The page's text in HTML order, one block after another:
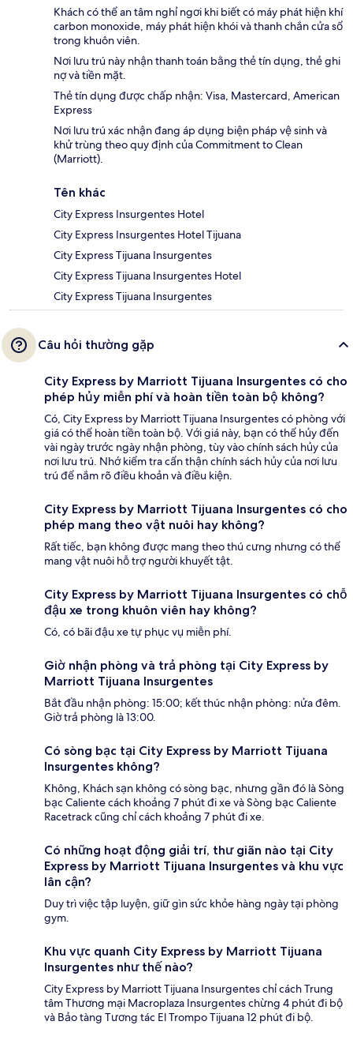
Khách có thể an tâm nghỉ ngơi khi biết có máy phát hiện khí
carbon monoxide, máy phát hiện khói và thanh chắn cửa sổ
trong khuôn viên.
Nơi lưu trú này nhận thanh toán bằng thẻ tín dụng, thẻ ghi
nợ và tiền mặt.
Thẻ tín dụng được chấp nhận: Visa, Mastercard, American
Express
Nơi lưu trú xác nhận đang áp dụng biện pháp vệ sinh và
khử trùng theo quy định của Commitment to Clean
(Marriott).
Tên khác
City Express Insurgentes Hotel
City Express Insurgentes Hotel Tijuana
City Express Tijuana Insurgentes
City Express Tijuana Insurgentes Hotel
City Express Tijuana Insurgentes
Câu hỏi thường gặp
City Express by Marriott Tijuana Insurgentes có cho
phép hủy miễn phí và hoàn tiền toàn bộ không?
Có, City Express by Marriott Tijuana Insurgentes có phòng với
giá có thể hoàn tiền toàn bộ. Với giá này, bạn có thể hủy đến
vài ngày trước ngày nhận phòng, tùy vào chính sách hủy của
nơi lưu trú. Nhớ kiểm tra cẩn thận chính sách hủy của nơi lưu
trú để nắm rõ điều khoản và điều kiện.
City Express by Marriott Tijuana Insurgentes có cho
phép mang theo vật nuôi hay không?
Rất tiếc, bạn không được mang theo thú cưng nhưng có thể
mang vật nuôi hỗ trợ người khuyết tật.
City Express by Marriott Tijuana Insurgentes có chỗ
đậu xe trong khuôn viên hay không?
Có, có bãi đậu xe tự phục vụ miễn phí.
Giờ nhận phòng và trả phòng tại City Express by
Marriott Tijuana Insurgentes
Bắt đầu nhận phòng: 15:00; kết thúc nhận phòng: nửa đêm.
Giờ trả phòng là 13:00.
Có sòng bạc tại City Express by Marriott Tijuana
Insurgentes không?
Không, Khách sạn không có sòng bạc, nhưng gần đó là Sòng
bạc Caliente cách khoảng 7 phút đi xe và Sòng bạc Caliente
Racetrack cũng chỉ cách khoảng 7 phút đi xe.
Có những hoạt động giải trí, thư giãn nào tại City
Express by Marriott Tijuana Insurgentes và khu vực
lân cận?
Duy trì việc tập luyện, giữ gìn sức khỏe hàng ngày tại phòng
gym.
Khu vực quanh City Express by Marriott Tijuana
Insurgentes như thế nào?
City Express by Marriott Tijuana Insurgentes chỉ cách Trung
tâm Thương mại Macroplaza Insurgentes chừng 4 phút đi bộ
và Bảo tàng Tương tác El Trompo Tijuana 12 phút đi bộ.